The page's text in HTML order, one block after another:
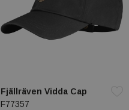
Fjällräven Vidda Cap
F77357